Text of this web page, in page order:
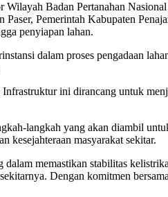
Badan Pertanahan
Pemerintah Kabupaten
penyiapan lahan.
dalam proses pengadaan
ini dirancang untuk
langkah yang akan diambil
kesejahteraan masyarakat sekitar.
memastikan stabilitas
Dengan komitmen